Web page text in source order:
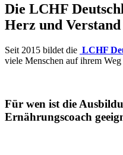
Die LCHF
Herz und Verstand
Seit 2015 bildet die LCHF
viele Menschen auf ihrem
Für wen ist die
Ernährungscoach